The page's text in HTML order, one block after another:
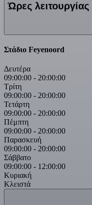
Ώρες λειτουργίας
Στάδιο Feyenoord
Δευτέρα
09:00:00 - 20:00:00
Τρίτη
09:00:00 - 20:00:00
Τετάρτη
09:00:00 - 20:00:00
Πέμπτη
09:00:00 - 20:00:00
Παρασκευή
09:00:00 - 20:00:00
Σάββατο
09:00:00 - 12:00:00
Κυριακή
Κλειστά